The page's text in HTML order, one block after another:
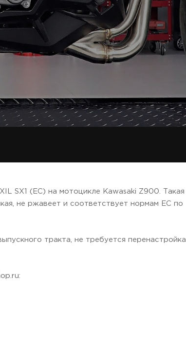
SX1 (EC) на мотоцикле Kawasaki Z900. Такая
не ржавеет и соответствует нормам ЕС по
тракта, не требуется перенастройка